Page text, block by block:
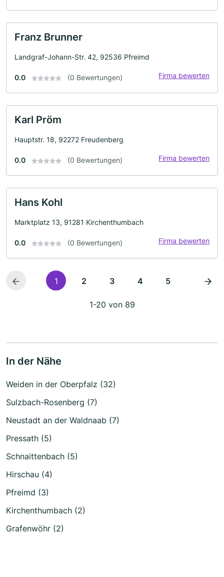
Franz Brunner
Landgraf-Johann-Str. 42, 92536 Pfreimd
0.0 (0 Bewertungen) Firma bewerten
Karl Pröm
Hauptstr. 18, 92272 Freudenberg
0.0 (0 Bewertungen) Firma bewerten
Hans Kohl
Marktplatz 13, 91281 Kirchenthumbach
0.0 (0 Bewertungen) Firma bewerten
1 2 3 4 5
1-20 von 89
In der Nähe
Weiden in der Oberpfalz (32)
Sulzbach-Rosenberg (7)
Neustadt an der Waldnaab (7)
Pressath (5)
Schnaittenbach (5)
Hirschau (4)
Pfreimd (3)
Kirchenthumbach (2)
Grafenwöhr (2)